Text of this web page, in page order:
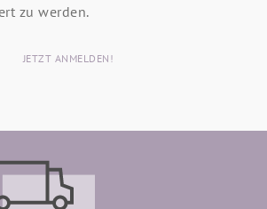
zu werden.
JETZT ANMELDEN!